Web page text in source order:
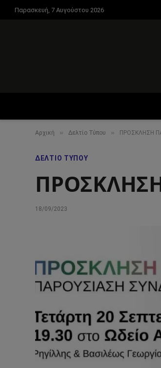
Παρασκευή, 7 Αυγούστου 2026
Αρχική » Δελτίο Τύπου » ΠΡΟΣΚΛΗΣΗ
ΔΕΛΤΊΟ ΤΎΠΟΥ
18/09/2023